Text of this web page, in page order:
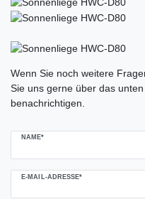
Wenn Sie noch weitere
Sie uns gerne über das
benachrichtigen.
NAME*
E-MAIL-ADRESSE*